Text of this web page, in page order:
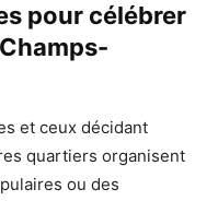
pour célébrer
et ceux décidant
quartiers organisent
ou des